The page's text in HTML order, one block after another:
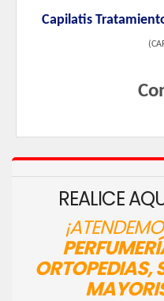
Capilatis
(
REALICE
ORTOPEDIAS,